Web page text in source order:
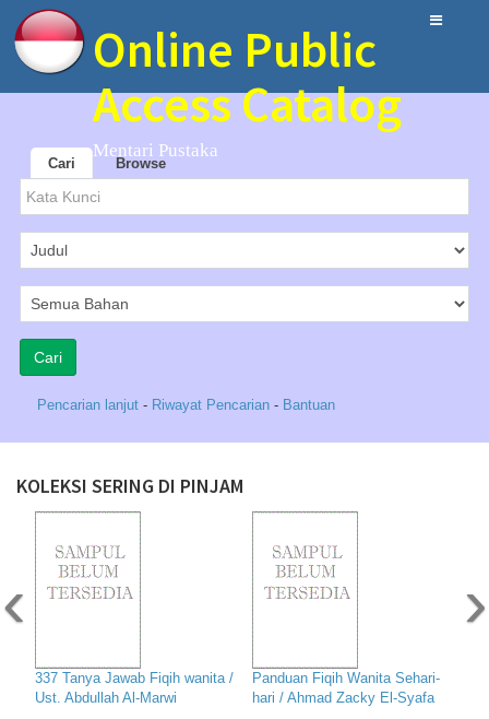
Online Public
Access Catalog
Mentari Pustaka
Cari Browse
Pencarian lanjut - Riwayat Pencarian - Bantuan
KOLEKSI SERING DI PINJAM
337 Tanya Jawab Fiqih wanita /
Ust. Abdullah Al-Marwi
Panduan Fiqih Wanita Sehari-
hari / Ahmad Zacky El-Syafa
‹ ›